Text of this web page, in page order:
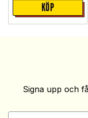
KÖP
Signa upp och